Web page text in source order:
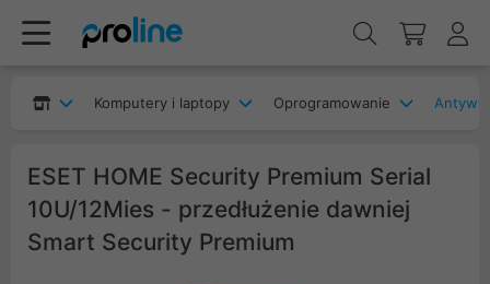
Komputery i laptopy Oprogramowanie
ESET HOME Security Premium Serial
10U/12Mies - przedłużenie dawniej
Smart Security Premium